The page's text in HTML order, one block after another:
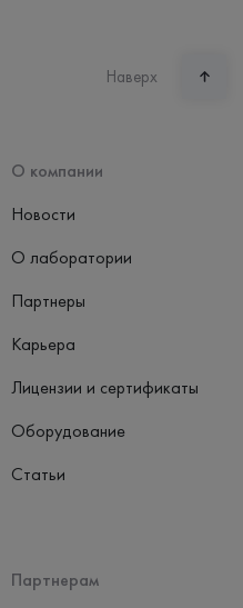
Наверх
Партнерам
О компании
Новости
О лаборатории
Партнеры
Карьера
Лицензии и сертификаты
Оборудование
Статьи